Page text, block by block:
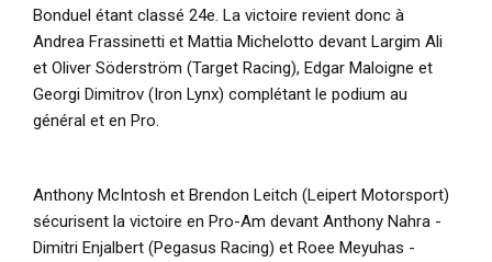
Bonduel étant classé 24e. La victoire revient donc à
Andrea Frassinetti et Mattia Michelotto devant Largim Ali
et Oliver Söderström (Target Racing), Edgar Maloigne et
Georgi Dimitrov (Iron Lynx) complétant le podium au
général et en Pro.
Anthony McIntosh et Brendon Leitch (Leipert Motorsport)
sécurisent la victoire en Pro-Am devant Anthony Nahra -
Dimitri Enjalbert (Pegasus Racing) et Roee Meyuhas -